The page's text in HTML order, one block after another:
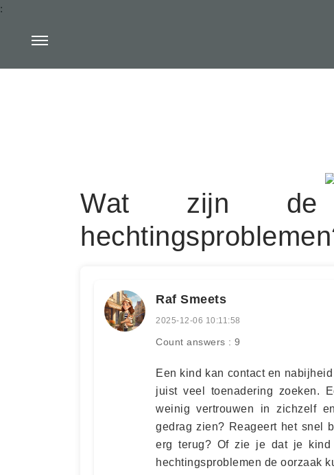
:
Wat zijn de
Raf Smeets
2025-12-06 10:11:58
Count answers : 9
Een kind kan contact en
juist veel toenadering zoeken.
weinig vertrouwen in zichzelf
gedrag zien? Reageert het snel
erg terug? Of zie je dat je kind
hechtingsproblemen de oorzaak